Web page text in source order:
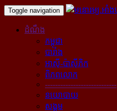
Toggle navigation
ដំណឹង
កម្ពុជា
បារាំង
អាស៊ី-ប៉ាស៊ីភិក
ពិភពលោក
----------------------------
នយោបាយ
សង្គម